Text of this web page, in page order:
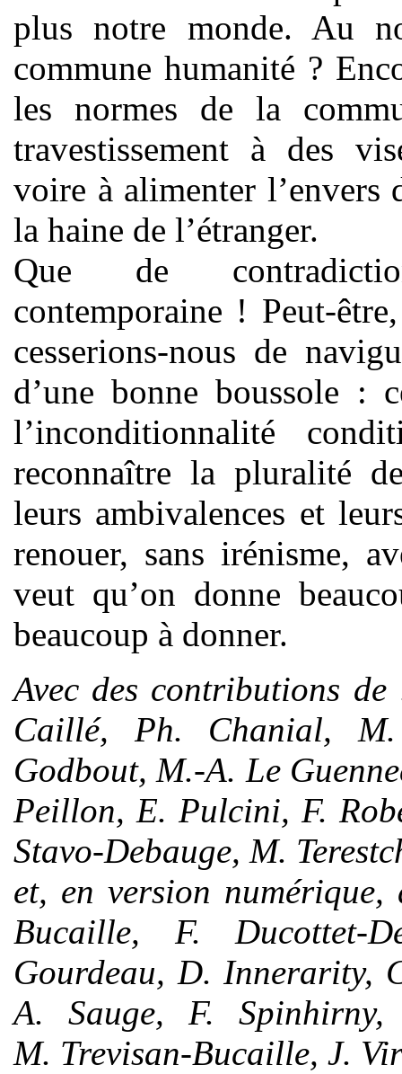
plus notre monde. Au
commune humanité ?
les normes de la
travestissement à des
voire à alimenter l’envers
la haine de l’étranger.
Que de
contemporaine ! Peut-
cesserions-nous de
d’une bonne boussole
l’inconditionnalité
reconnaître la pluralité
leurs ambivalences et
renouer, sans irénisme,
veut qu’on donne
beaucoup à donner.
Avec des contributions de
Caillé, Ph. Chanial,
Godbout, M.-A. Le
Peillon, E. Pulcini, F.
Stavo-Debauge, M.
et, en version numérique,
Bucaille, F. Ducottet-
Gourdeau, D. Innerarity,
A. Sauge, F. Spinhirny,
M. Trevisan-Bucaille, J.